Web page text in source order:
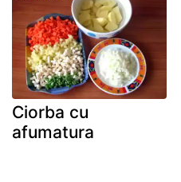
Ciorba cu
afumatura